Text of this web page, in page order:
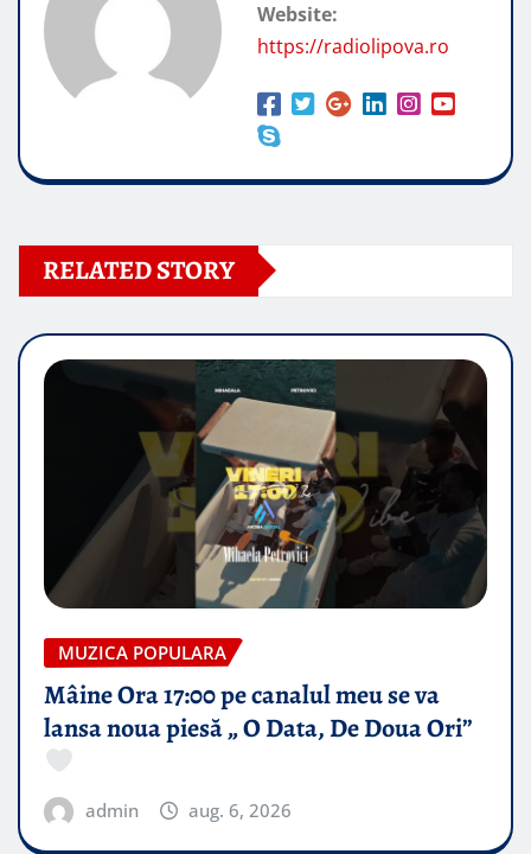
Website:
https://radiolipova.ro
RELATED STORY
MUZICA POPULARA
Mâine Ora 17:00 pe canalul meu se va
lansa noua piesă „ O Data, De Doua Ori”
admin aug. 6, 2026